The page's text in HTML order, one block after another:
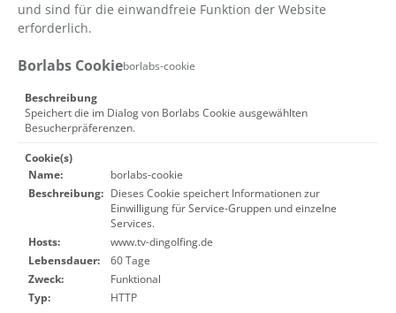
und sind für die einwandfreie Funktion der Website
erforderlich.
Borlabs Cookieborlabs-cookie
Beschreibung
Speichert die im Dialog von Borlabs Cookie ausgewählten
Besucherpräferenzen.
Cookie(s)
Name:
borlabs-cookie
Beschreibung: Dieses Cookie speichert Informationen zur
Einwilligung für Service-Gruppen und einzelne
Services.
Hosts:
www.tv-dingolfing.de
Lebensdauer:
60 Tage
Zweck:
Funktional
Typ:
HTTP